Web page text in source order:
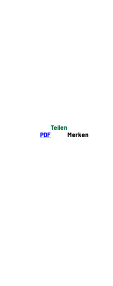
PDF
Teilen
Merken